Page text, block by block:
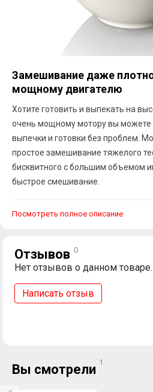
Замешивание даже
мощному двигателю
Хотите готовить и выпекать на
очень мощному мотору вы можете
выпечки и готовки без проблем.
простое замешивание тяжелого
бисквитного с большим объемом
быстрое смешивание.
Посмотреть полное описание
Отзывов 0
Нет отзывов о данном товаре.
Написать отзыв
Вы смотрели 1